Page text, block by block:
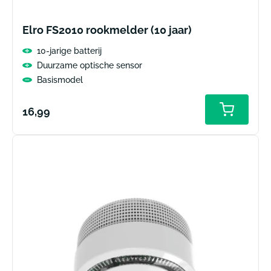
Elro FS2010 rookmelder (10 jaar)
10-jarige batterij
Duurzame optische sensor
Basismodel
Normale
16,99
aan